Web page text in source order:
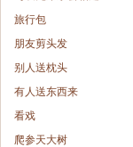
旅行包
朋友剪头发
别人送枕头
有人送东西来
看戏
爬参天大树